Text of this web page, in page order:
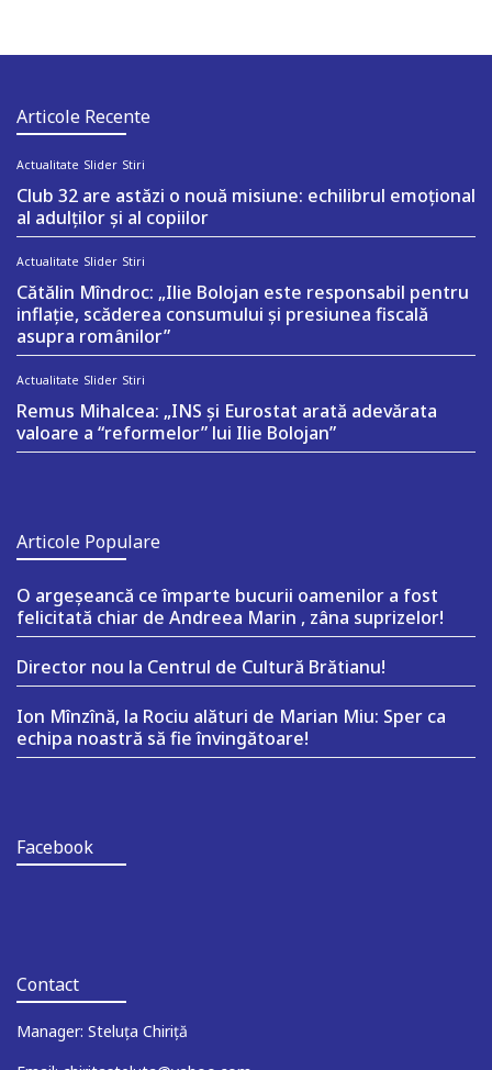
Articole Recente
Actualitate Slider Stiri
Club 32 are astăzi o nouă misiune: echilibrul emoțional
al adulților și al copiilor
Actualitate Slider Stiri
Cătălin Mîndroc: „Ilie Bolojan este responsabil pentru
inflație, scăderea consumului și presiunea fiscală
asupra românilor”
Actualitate Slider Stiri
Remus Mihalcea: „INS și Eurostat arată adevărata
valoare a “reformelor” lui Ilie Bolojan”
Articole Populare
O argeşeancă ce împarte bucurii oamenilor a fost
felicitată chiar de Andreea Marin , zâna suprizelor!
Director nou la Centrul de Cultură Brătianu!
Ion Mînzînă, la Rociu alături de Marian Miu: Sper ca
echipa noastră să fie învingătoare!
Facebook
Contact
Manager: Steluța Chiriță